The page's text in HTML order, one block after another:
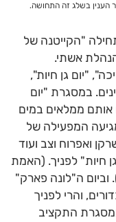
הענין בשלג זה התחושה.
"הקייטנה של
אשתי.
"יום גן חיות",
במסגרת "יום
אותם ממלאים במים
המפעילה של
ואפרוח וצב ועוד
חיות" לפניך. (האמת
ה"לונה פארק"
והרי לפניך
התקציב